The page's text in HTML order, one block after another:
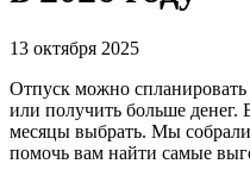
13 октября 2025
Отпуск можно
или получить больше денег.
месяцы выбрать. Мы
помочь вам найти самые